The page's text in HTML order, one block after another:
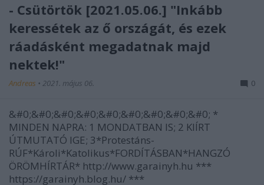
- Csütörtök [2021.05.06.] "Inkább
keressétek az ő országát, és ezek
ráadásként megadatnak majd
nektek!"
Andreas • 2021. május 06. 0
&#0;&#0;&#0;&#0;&#0;&#0;&#0;&#0;&#0; *
MINDEN NAPRA: 1 MONDATBAN IS; 2 KIÍRT
ÚTMUTATÓ IGE; 3*Protestáns-
RÚF*Károli*Katolikus*FORDÍTÁSBAN*HANGZÓ
ÖRÖMHÍRTÁR* http://www.garainyh.hu ***
https://garainyh.blog.hu/ ***